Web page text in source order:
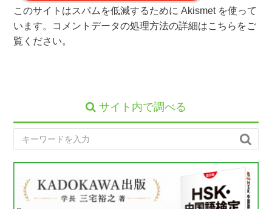
このサイトはスパムを低減するために Akismet を使って
います。 コメントデータの処理方法の詳細はこちらをご
覧ください。
サイト内で調べる
